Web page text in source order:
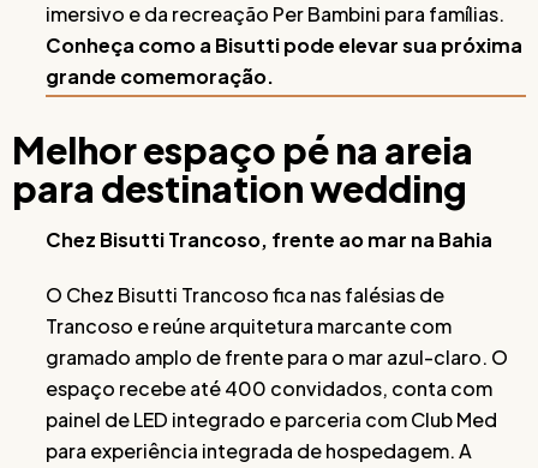
imersivo e da recreação Per Bambini para famílias.
Conheça como a Bisutti pode elevar sua próxima
grande comemoração.
Melhor espaço pé na areia
para destination wedding
Chez Bisutti Trancoso, frente ao mar na Bahia
O Chez Bisutti Trancoso fica nas falésias de
Trancoso e reúne arquitetura marcante com
gramado amplo de frente para o mar azul-claro. O
espaço recebe até 400 convidados, conta com
painel de LED integrado e parceria com Club Med
para experiência integrada de hospedagem. A